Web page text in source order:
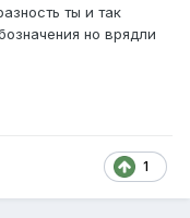
ты и так
но врядли
1